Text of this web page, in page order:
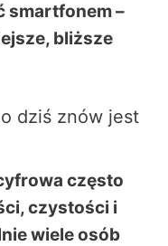
smartfonem –
bliższe
dziś znów jest
często
czystości i
wiele osób